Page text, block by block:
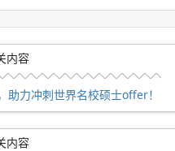
内容
助力冲刺世界名校硕士offer！
内容